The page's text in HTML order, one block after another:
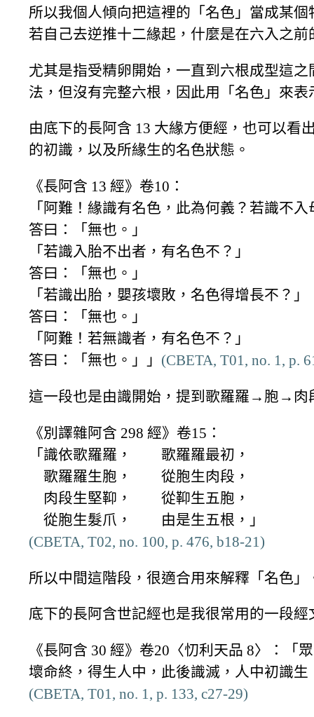
所以我個人傾向把這裡的「名色」當成某
若自己去逆推十二緣起，什麼是在六入之
尤其是指受精卵開始，一直到六根成型這
法，但沒有完整六根，因此用「名色」來
由底下的長阿含 13 大緣方便經，也可以看
的初識，以及所緣生的名色狀態。
《長阿含 13 經》卷10：
「阿難！緣識有名色，此為何義？若識不
答曰：「無也。」
「若識入胎不出者，有名色不？」
答曰：「無也。」
「若識出胎，嬰孩壞敗，名色得增長不？」
答曰：「無也。」
「阿難！若無識者，有名色不？」
答曰：「無也。」」 (CBETA, T01, no. 1, p.
這一段也是由識開始，提到歌羅羅→胞→
《別譯雜阿含 298 經》卷15：
「識依歌羅羅， 歌羅羅最初，
歌羅羅生胞， 從胞生肉段，
肉段生堅䩕， 從䩕生五胞，
從胞生髮爪， 由是生五根，」
(CBETA, T02, no. 100, p. 476, b18-21)
所以中間這階段，很適合用來解釋「名色」
底下的長阿含世記經也是我很常用的一段經
《長阿含 30 經》卷20〈忉利天品 8〉：「
壞命終，得生人中，此後識滅，人中初識
(CBETA, T01, no. 1, p. 133, c27-29)